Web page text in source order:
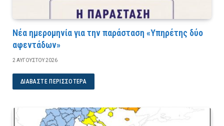
Νέα ημερομηνία για την παράσταση «Υπηρέτης δύο
αφεντάδων»
2 ΑΥΓΟΎΣΤΟΥ 2026
ΔΙΑΒΆΣΤΕ ΠΕΡΙΣΣΌΤΕΡΑ